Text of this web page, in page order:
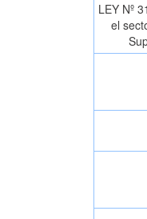
LEY Nº
el